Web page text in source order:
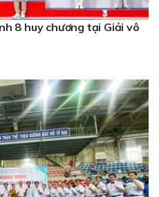
8 huy chương tại Giải vô